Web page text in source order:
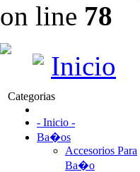
on line 78
Inicio
Categorias
- Inicio -
Ba�os
Accesorios Para
Ba�o